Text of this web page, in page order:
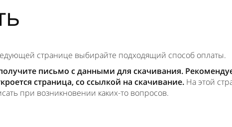
странице выбирайте подходящий способ оплаты.
письмо с данными для скачивания.
страница, со ссылкой на скачивание. На этой
при возникновении каких-то вопросов.